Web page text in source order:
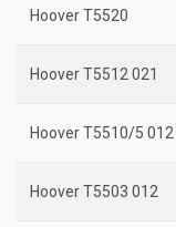
Hoover T5520
Hoover T5512 021
Hoover T5510/5 012
Hoover T5503 012